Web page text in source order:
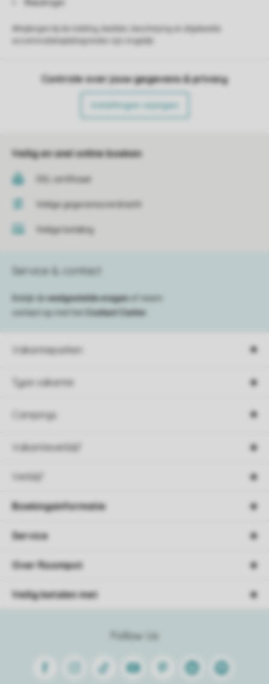
Wasdroger
Controle over jouw gegevens & privacy
Instellingen wijzigen
Veilig en snel online boeken
SSL certificaat
Veilige gegevensoverdracht
Veilige betaling
Vakantieparken
Type vakantie
Campings
Vakantieverblijf
Verblijf
Service & contact
Bekijk de veelgestelde vragen
of neem
contact op met het
Contact Center
Follow Us
FacebookInstagram
Tiktok Youtube PinterestLinkedinSpotify
Boekingsinformatie
Service
Over Roompot
Veilig betalen met